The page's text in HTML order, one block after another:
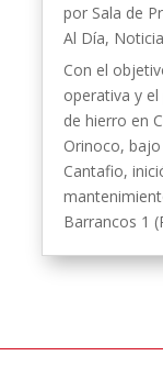
por Sala de
Al Día,
Con el
operativa y
de hierro en
Orinoco,
Cantafio,
Barrancos 1